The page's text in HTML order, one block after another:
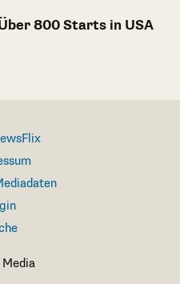
800 Starts in USA